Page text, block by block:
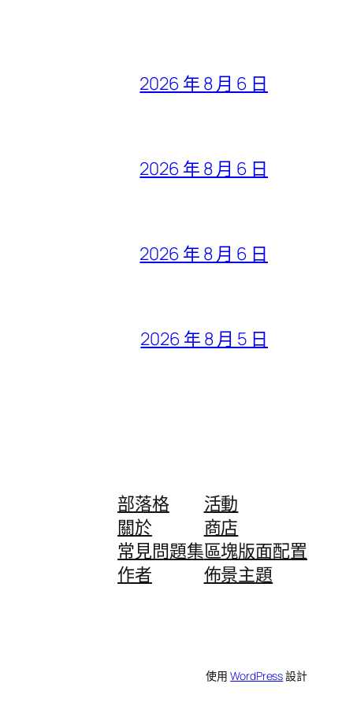
2026 年 8 月 6 日
2026 年 8 月 6 日
2026 年 8 月 6 日
2026 年 8 月 5 日
部落格
關於
常見問題集
作者
活動
商店
區塊版面配置
佈景主題
使用WordPress設計